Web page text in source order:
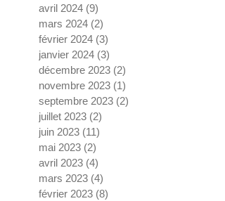
avril 2024 (9)
mars 2024 (2)
février 2024 (3)
janvier 2024 (3)
décembre 2023 (2)
novembre 2023 (1)
septembre 2023 (2)
juillet 2023 (2)
juin 2023 (11)
mai 2023 (2)
avril 2023 (4)
mars 2023 (4)
février 2023 (8)